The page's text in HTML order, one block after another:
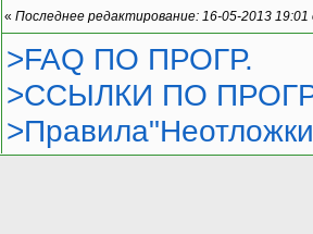
« Последнее редактирование: 16-05-2013
>FAQ ПО ПРОГР.
>ССЫЛКИ ПО